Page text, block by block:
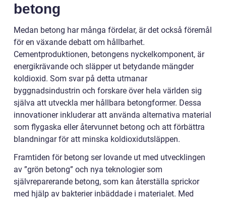
betong
Medan betong har många fördelar, är det också föremål
för en växande debatt om hållbarhet.
Cementproduktionen, betongens nyckelkomponent, är
energikrävande och släpper ut betydande mängder
koldioxid. Som svar på detta utmanar
byggnadsindustrin och forskare över hela världen sig
själva att utveckla mer hållbara betongformer. Dessa
innovationer inkluderar att använda alternativa material
som flygaska eller återvunnet betong och att förbättra
blandningar för att minska koldioxidutsläppen.
Framtiden för betong ser lovande ut med utvecklingen
av ”grön betong” och nya teknologier som
självreparerande betong, som kan återställa sprickor
med hjälp av bakterier inbäddade i materialet. Med